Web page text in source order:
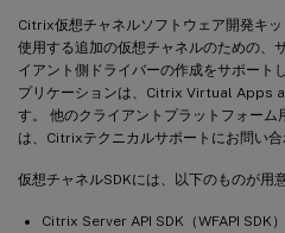
Citrix仮想チャネルソフトウェア開発キ
使用する追加の仮想チャネルのための、
イアント側ドライバーの作成をサポート
プリケーションは、Citrix Virtual Apps
す。 他のクライアントプラットフォー
は、Citrixテクニカルサポートにお問い合
仮想チャネルSDKには、以下のものが用
Citrix Server API SDK（WFAPI SDK